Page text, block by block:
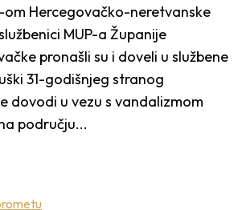
om Hercegovačko-neretvanske
MUP-a Županije
pronašli su i doveli u službene
31-godišnjeg stranog
dovodi u vezu s vandalizmom
području...